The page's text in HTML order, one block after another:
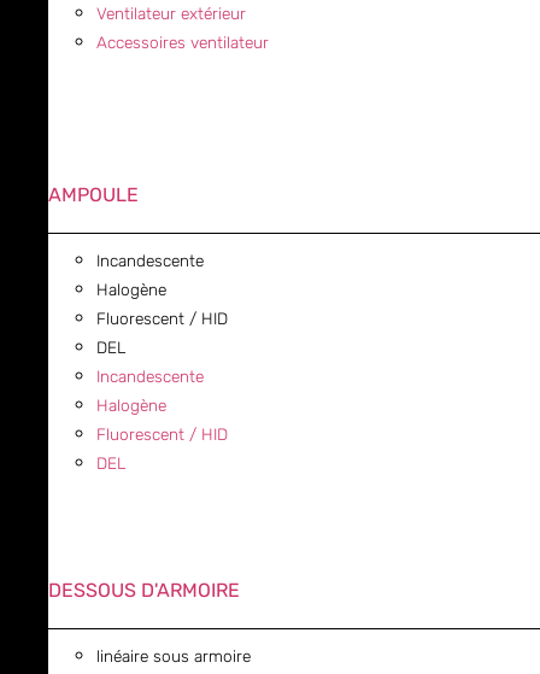
Ventilateur extérieur
Accessoires ventilateur
AMPOULE
Incandescente
Halogène
Fluorescent / HID
DEL
Incandescente
Halogène
Fluorescent / HID
DEL
DESSOUS D'ARMOIRE
linéaire sous armoire